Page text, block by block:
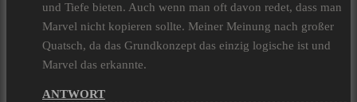
und Tiefe bieten. Auch wenn man oft davon redet, dass man
Marvel nicht kopieren sollte. Meiner Meinung nach großer
Quatsch, da das Grundkonzept das einzig logische ist und
Marvel das erkannte.
ANTWORT